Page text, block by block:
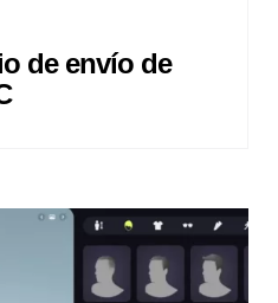
de envío de